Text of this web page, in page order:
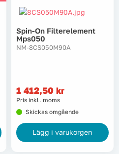
Spin-On Filterelement
Mps050
NM-8CS050M90A
1 412,50 kr
Pris inkl. moms
Skickas omgående
Lägg i varukorgen